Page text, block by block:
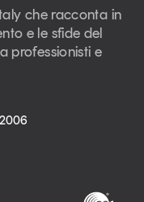
che racconta in
e le sfide del
professionisti e